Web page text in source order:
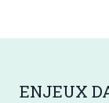
ENJEUX